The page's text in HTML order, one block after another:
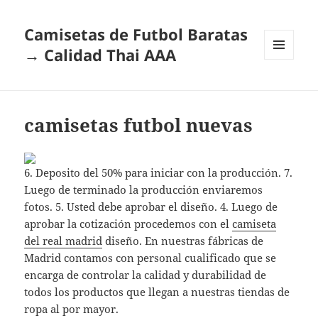
Camisetas de Futbol Baratas
→ Calidad Thai AAA
camisetas futbol nuevas
6. Deposito del 50% para iniciar con la producción. 7.
Luego de terminado la producción enviaremos
fotos. 5. Usted debe aprobar el diseño. 4. Luego de
aprobar la cotización procedemos con elcamiseta
del real madrid diseño. En nuestras fábricas de
Madrid contamos con personal cualificado que se
encarga de controlar la calidad y durabilidad de
todos los productos que llegan a nuestras tiendas de
ropa al por mayor.